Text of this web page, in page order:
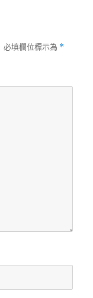
必填欄位標示為 *